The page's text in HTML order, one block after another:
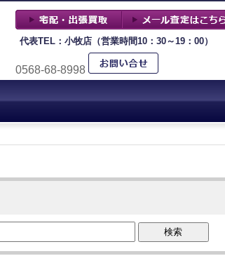
代表TEL：小牧店（営業時間10：30～19：00）
0568-68-8998
検索